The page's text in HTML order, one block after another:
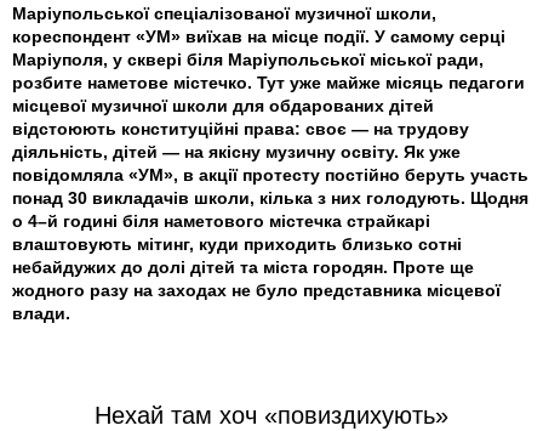
Маріупольської спеціалізованої музичної школи,
кореспондент «УМ» виїхав на місце події. У самому серці
Маріуполя, у сквері біля Маріупольської міської ради,
розбите наметове містечко. Тут уже майже місяць педагоги
місцевої музичної школи для обдарованих дітей
відстоюють конституційні права: своє — на трудову
діяльність, дітей — на якісну музичну освіту. Як уже
повідомляла «УМ», в акції протесту постійно беруть участь
понад 30 викладачів школи, кілька з них голодують. Щодня
о 4–й годині біля наметового містечка страйкарі
влаштовують мітинг, куди приходить близько сотні
небайдужих до долі дітей та міста городян. Проте ще
жодного разу на заходах не було представника місцевої
влади.
Нехай там хоч «повиздихують»